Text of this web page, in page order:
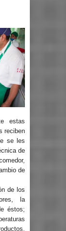
estas
reciben
se les
de
de
de los
la
éstos;